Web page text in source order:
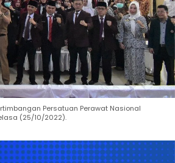
Persatuan Perawat Nasional
(25/10/2022).